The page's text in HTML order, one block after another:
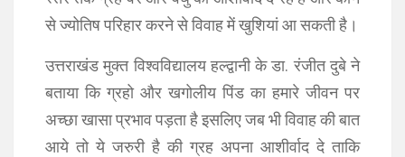
से ज्योतिष परिहार करने से विवाह में खुशियां आ सकती है।
उत्तराखंड मुक्त विश्वविद्यालय हल्‍द्वानी के डा. रंजीत दुबे ने
बताया कि ग्रहो और खगोलीय पिंड का हमारे जीवन पर
अच्छा खासा प्रभाव पड़ता है इसलिए जब भी विवाह की बात
आये तो ये जरुरी है की ग्रह अपना आशीर्वाद दे ताकि